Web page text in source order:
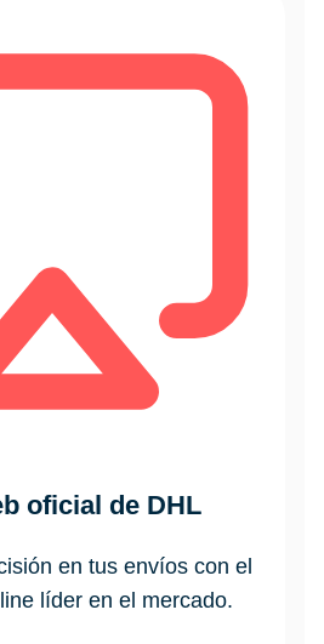
oficial de DHL
en tus envíos con el
líder en el mercado.